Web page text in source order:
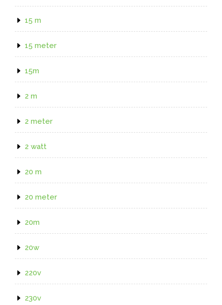
15 m
15 meter
15m
2 m
2 meter
2 watt
20 m
20 meter
20m
20w
220v
230v